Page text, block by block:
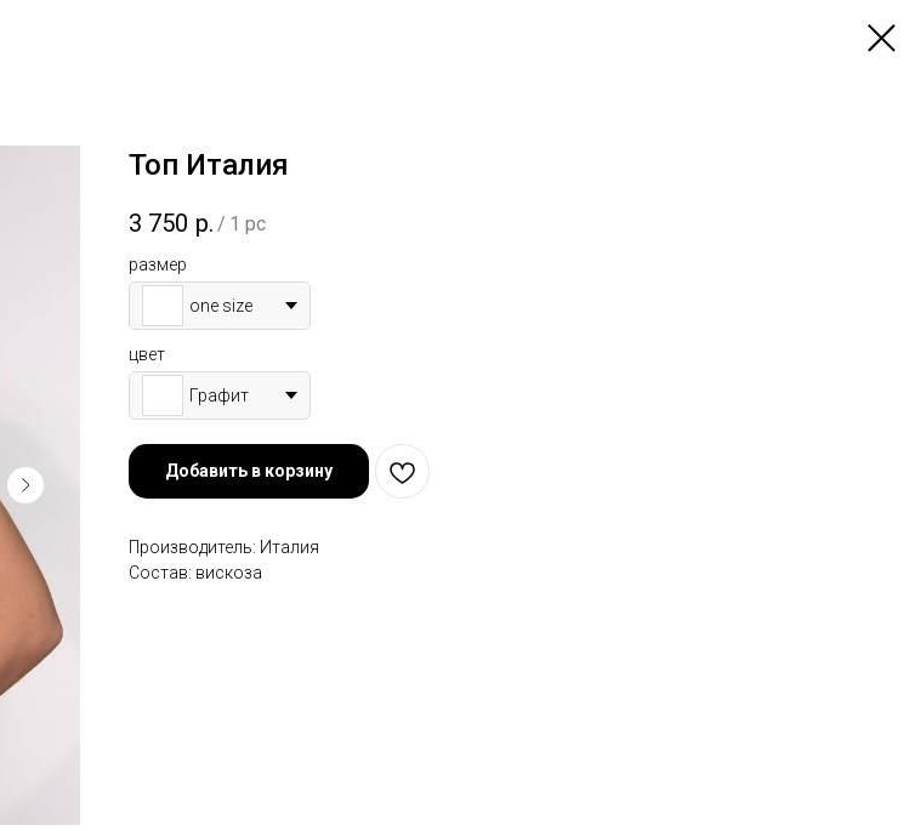
Топ Италия
3 750 р. / 1 pc
размер
one size
цвет
Графит
Добавить в корзину
Производитель: Италия
Состав: вискоза